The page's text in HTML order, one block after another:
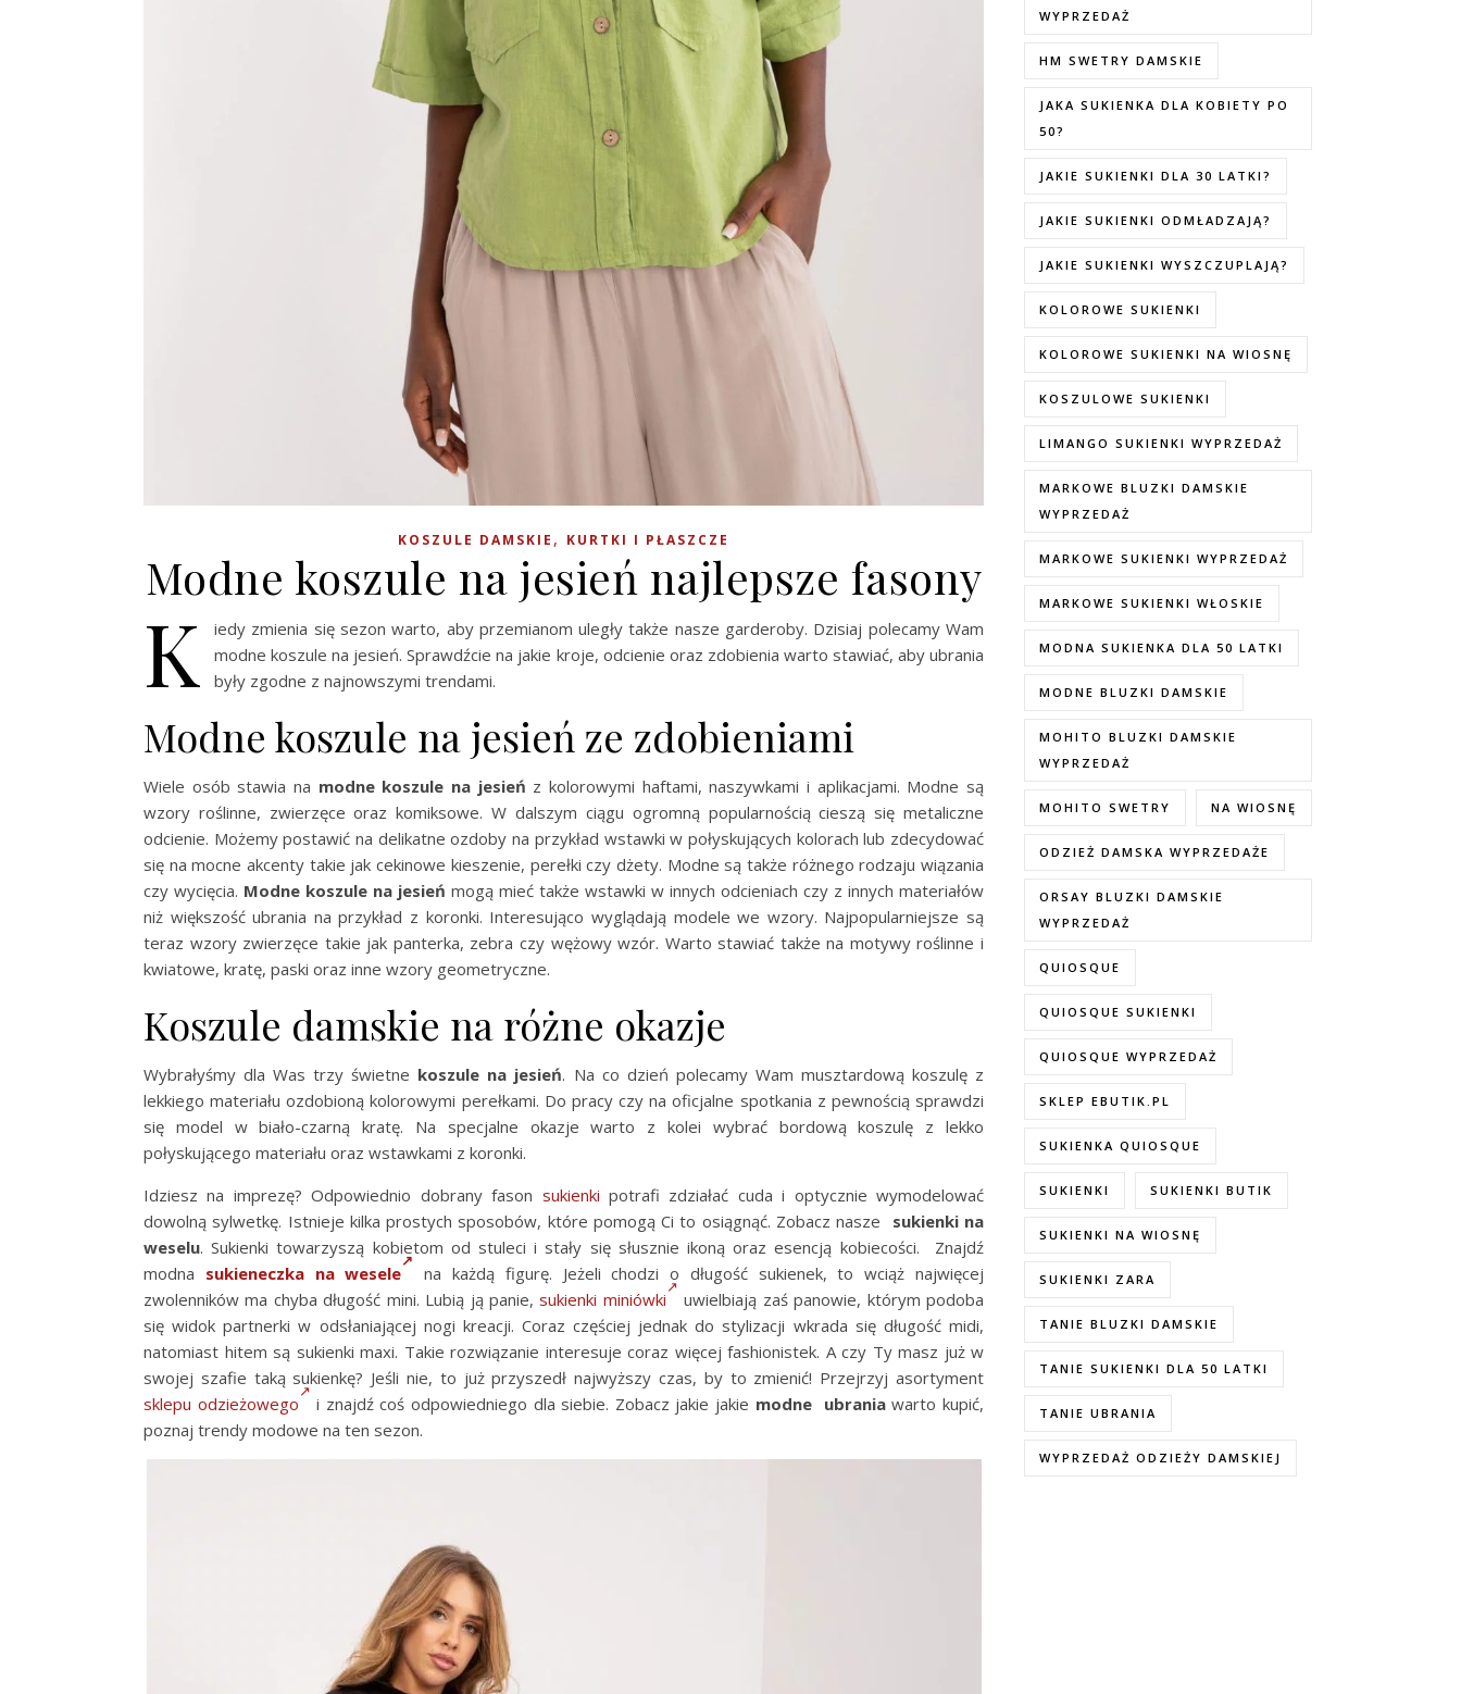
KOSZULE DAMSKIE , KURTKI I PŁASZCZE
Modne koszule na jesień najlepsze fasony
K
iedy zmienia się sezon warto, aby przemianom uległy także nasze garderoby. Dzisiaj polecamy Wam
modne koszule na jesień. Sprawdźcie na jakie kroje, odcienie oraz zdobienia warto stawiać, aby ubrania
były zgodne z najnowszymi trendami.
Modne koszule na jesień ze zdobieniami
Wiele osób stawia na modne koszule na jesień z kolorowymi haftami, naszywkami i aplikacjami. Modne są
wzory roślinne, zwierzęce oraz komiksowe. W dalszym ciągu ogromną popularnością cieszą się metaliczne
odcienie. Możemy postawić na delikatne ozdoby na przykład wstawki w połyskujących kolorach lub zdecydować
się na mocne akcenty takie jak cekinowe kieszenie, perełki czy dżety. Modne są także różnego rodzaju wiązania
czy wycięcia. Modne koszule na jesień mogą mieć także wstawki w innych odcieniach czy z innych materiałów
niż większość ubrania na przykład z koronki. Interesująco wyglądają modele we wzory. Najpopularniejsze są
teraz wzory zwierzęce takie jak panterka, zebra czy wężowy wzór. Warto stawiać także na motywy roślinne i
kwiatowe, kratę, paski oraz inne wzory geometryczne.
Koszule damskie na różne okazje
Wybrałyśmy dla Was trzy świetne koszule na jesień. Na co dzień polecamy Wam musztardową koszulę z
lekkiego materiału ozdobioną kolorowymi perełkami. Do pracy czy na oficjalne spotkania z pewnością sprawdzi
się model w biało-czarną kratę. Na specjalne okazje warto z kolei wybrać bordową koszulę z lekko
połyskującego materiału oraz wstawkami z koronki.
Idziesz na imprezę? Odpowiednio dobrany fason sukienki potrafi zdziałać cuda i optycznie wymodelować
dowolną sylwetkę. Istnieje kilka prostych sposobów, które pomogą Ci to osiągnąć. Zobacz nasze sukienki na
weselu. Sukienki towarzyszą kobietom od stuleci i stały się słusznie ikoną oraz esencją kobiecości. Znajdź
modna sukieneczka na wesele
na każdą figurę. Jeżeli chodzi o długość sukienek, to wciąż najwięcej
zwolenników ma chyba długość mini. Lubią ją panie,sukienki miniówki
uwielbiają zaś panowie, którym podoba
się widok partnerki w odsłaniającej nogi kreacji. Coraz częściej jednak do stylizacji wkrada się długość midi,
natomiast hitem są sukienki maxi. Takie rozwiązanie interesuje coraz więcej fashionistek. A czy Ty masz już w
swojej szafie taką sukienkę? Jeśli nie, to już przyszedł najwyższy czas, by to zmienić! Przejrzyj asortyment
sklepu odzieżowego
i znajdź coś odpowiedniego dla siebie. Zobacz jakie jakie modne ubraniawarto kupić,
poznaj trendy modowe na ten sezon.
WYPRZEDAŻ
HM SWETRY DAMSKIE
JAKA SUKIENKA DLA KOBIETY PO
50?
JAKIE SUKIENKI DLA 30 LATKI?
JAKIE SUKIENKI ODMŁADZAJĄ?
JAKIE SUKIENKI WYSZCZUPLAJĄ?
KOLOROWE SUKIENKI
KOLOROWE SUKIENKI NA WIOSNĘ
KOSZULOWE SUKIENKI
LIMANGO SUKIENKI WYPRZEDAŻ
MARKOWE BLUZKI DAMSKIE
WYPRZEDAŻ
MARKOWE SUKIENKI WYPRZEDAŻ
MARKOWE SUKIENKI WŁOSKIE
MODNA SUKIENKA DLA 50 LATKI
MODNE BLUZKI DAMSKIE
MOHITO BLUZKI DAMSKIE
WYPRZEDAŻ
MOHITO SWETRY NA WIOSNĘ
ODZIEŻ DAMSKA WYPRZEDAŻE
ORSAY BLUZKI DAMSKIE
WYPRZEDAŻ
QUIOSQUE
QUIOSQUE SUKIENKI
QUIOSQUE WYPRZEDAŻ
SKLEP EBUTIK.PL
SUKIENKA QUIOSQUE
SUKIENKI SUKIENKI BUTIK
SUKIENKI NA WIOSNĘ
SUKIENKI ZARA
TANIE BLUZKI DAMSKIE
TANIE SUKIENKI DLA 50 LATKI
TANIE UBRANIA
WYPRZEDAŻ ODZIEŻY DAMSKIEJ